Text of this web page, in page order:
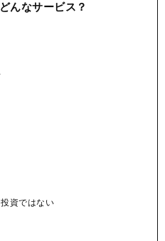
んなサービス？
資ではない